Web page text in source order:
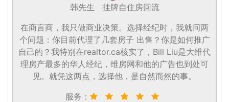
韩先生
挂牌自住房回流
在商言商，我只做商业决策。选择经纪时，我就问两
个问题：你目前代理了几套房子 出售？你是如何推广
自己的？我特别在realtor.ca核实了，Bill Liu是大维代
理房产最多的华人经纪，维房网和他的广告也到处可
见。就凭这两点，选择他，是自然而然的事。
服务：